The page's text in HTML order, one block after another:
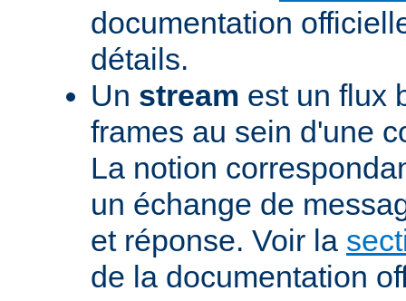
documentation
détails.
Un stream est un flux
frames au sein d'une
La notion
un échange de
et réponse. Voir la
de la documentation